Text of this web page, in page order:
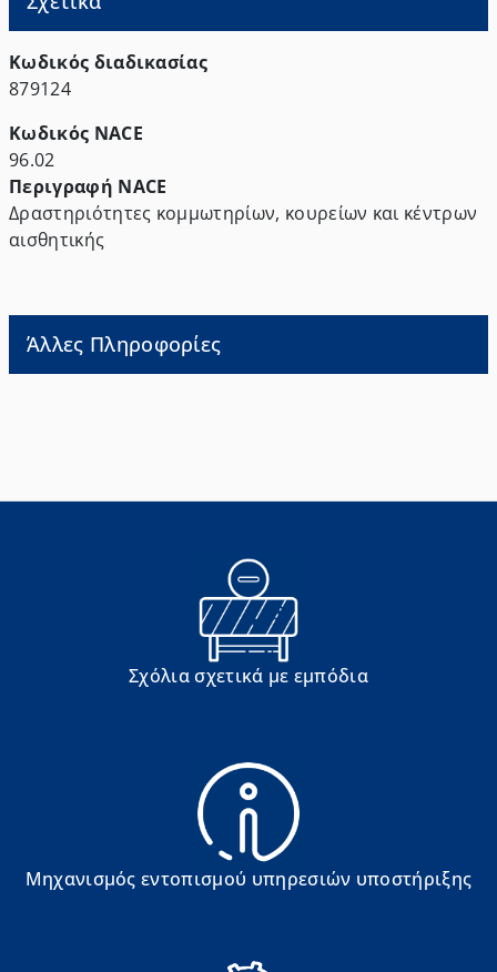
Κωδικός διαδικασίας
879124
Κωδικός NACE
96.02
Περιγραφή NACE
Δραστηριότητες κομμωτηρίων, κουρείων και κέντρων
αισθητικής
Άλλες Πληροφορίες
Σχόλια σχετικά με εμπόδια
Μηχανισμός εντοπισμού υπηρεσιών υποστήριξης